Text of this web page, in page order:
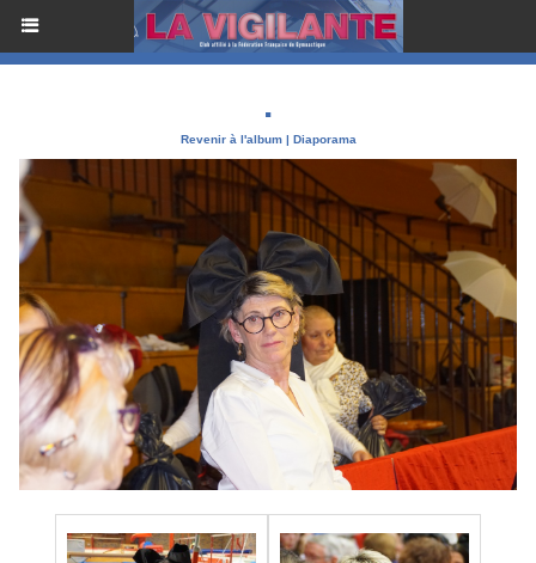
.
Revenir à l'album | Diaporama